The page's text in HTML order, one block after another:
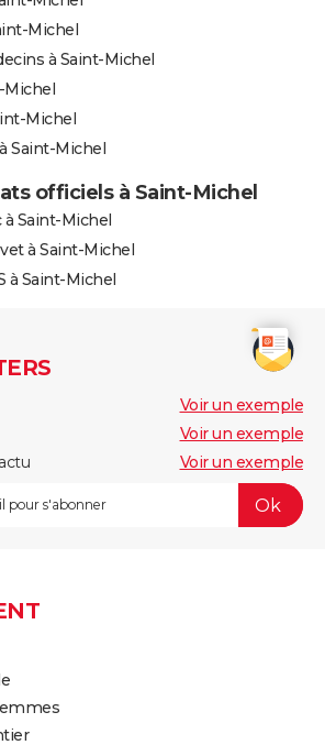
Michel
à Saint-Michel
Michel
Michel
Saint-Michel
officiels à Saint-Michel
à Saint-Michel
à Saint-Michel
à Saint-Michel
Voir un exemple
Voir un exemple
Voir un exemple